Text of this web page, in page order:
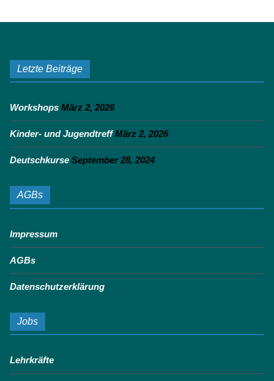
Letzte Beiträge
Workshops März 2, 2026
Kinder- und Jugendtreff März 2, 2026
Deutschkurse September 28, 2024
AGBs
Impressum
AGBs
Datenschutzerklärung
Jobs
Lehrkräfte